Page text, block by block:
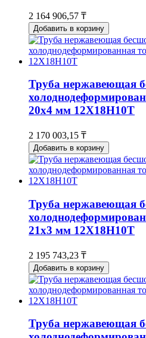
2 164 906,57 ₸
Добавить в корзину
Труба нержавеющая
20х4 мм 12Х18Н10Т
2 170 003,15 ₸
Добавить в корзину
Труба нержавеющая
21х3 мм 12Х18Н10Т
2 195 743,23 ₸
Добавить в корзину
Труба нержавеющая